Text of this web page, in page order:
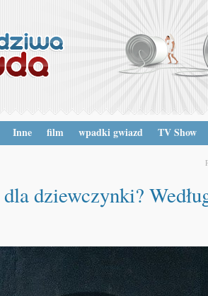
Inne film wpadki gwiazd TV Show
dziewczynki?